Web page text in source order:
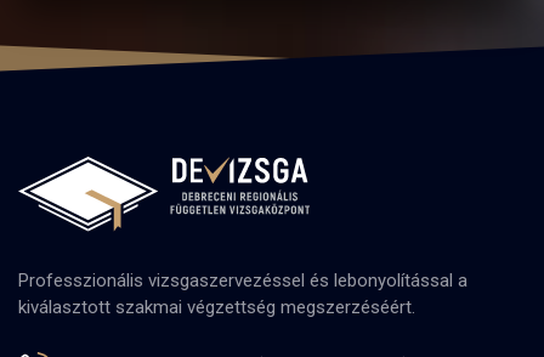
Professzionális vizsgaszervezéssel és lebonyolítással a
kiválasztott szakmai végzettség megszerzéséért.